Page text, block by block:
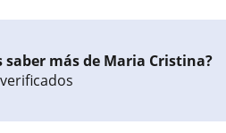
saber más de Maria Cristina?